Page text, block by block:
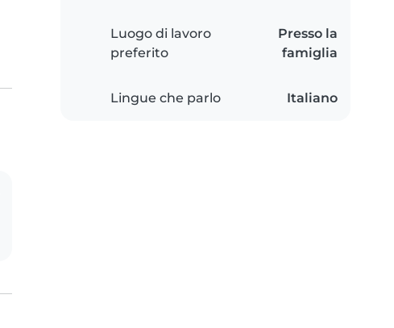
Luogo di lavoro
preferito
Presso la
famiglia
Lingue che parlo Italiano